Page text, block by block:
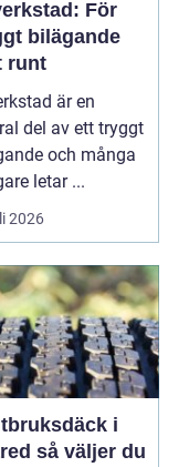
För
bilägande
runt
är en
del av ett tryggt
och många
letar ...
2026
i
du